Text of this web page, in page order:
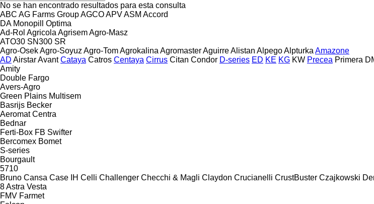
No se han encontrado resultados para esta consulta
ABC AG Farms GroupAGCOAPVASM Accord
DA Monopill
Optima
Ad-Rol Agricola AgrisemAgro-Masz
ATO30 SN300 SR
Agro-OsekAgro-Soyuz Agro-TomAgrokalina AgromasterAguirreAlistan AlpegoAlpturka Amazone
AD AirstarAvant Cataya Catros Centaya Cirrus Citan Condor D-series ED KE KG KW Precea Primera
Amity
Double Fargo
Avers-Agro
Green Plains Multisem
Basrijs Becker
Aeromat Centra
Bednar
Ferti-Box FB Swifter
Bercomex Bomet
S-series
Bourgault
5710
Bruno Cansa Case IH Celli Challenger Checchi & Magli Claydon Crucianelli CrustBuster Czajkowski
8Astra Vesta
FMV Farmet